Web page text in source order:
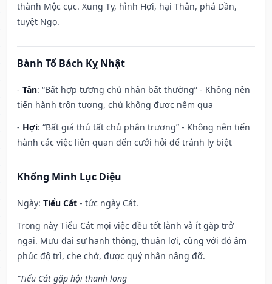
thành Mộc cục. Xung Tỵ, hình Hợi, hại Thân, phá Dần,
tuyệt Ngọ.
Bành Tổ Bách Kỵ Nhật
- Tân: “Bất hợp tương chủ nhân bất thường” - Không nên
tiến hành trộn tương, chủ không được nếm qua
- Hợi: “Bất giá thú tất chủ phân trương” - Không nên tiến
hành các việc liên quan đến cưới hỏi để tránh ly biệt
Khổng Minh Lục Diệu
Ngày: Tiểu Cát - tức ngày Cát.
Trong này Tiểu Cát mọi việc đều tốt lành và ít gặp trở
ngại. Mưu đại sự hanh thông, thuận lợi, cùng với đó âm
phúc độ trì, che chở, được quý nhân nâng đỡ.
“Tiểu Cát gặp hội thanh long